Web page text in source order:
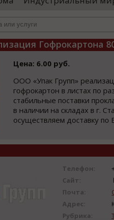
Гофрокартона
Цена: 6.00 руб.
ООО «Упак Групп»
гофрокартон в листах по
стабильные поставки
в наличии на складах в г.
осуществляем доставку по
Телефон:
Сайт:
Почта:
Адрес:
Рубрика: